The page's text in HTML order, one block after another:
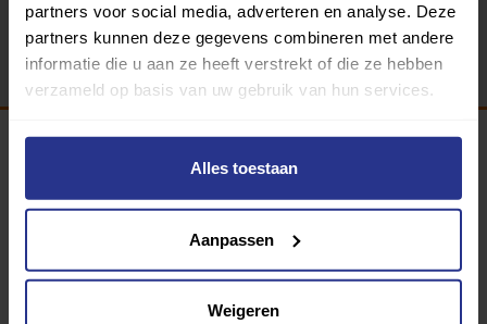
partners voor social media, adverteren en analyse. Deze
partners kunnen deze gegevens combineren met andere
informatie die u aan ze heeft verstrekt of die ze hebben
verzameld op basis van uw gebruik van hun services.
Alles toestaan
Aanpassen
Weigeren
Terug
340 gemeenten